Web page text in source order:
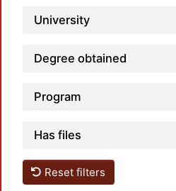
University
Degree obtained
Program
Has files
Reset filters